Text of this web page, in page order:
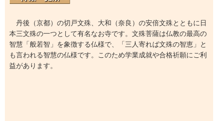
丹後（京都）の切戸文殊、大和（奈良）の安倍文殊とともに日
本三文殊の一つとして有名なお寺です。文殊菩薩は仏教の最高の
智慧「般若智」を象徴する仏様で、「三人寄れば文殊の智恵」と
も言われる智慧の仏様です。このため学業成就や合格祈願にご利
益があります。